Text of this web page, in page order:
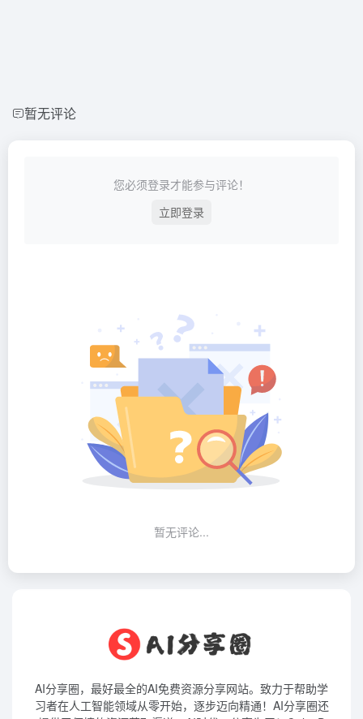
暂无评论
您必须登录才能参与评论！
立即登录
暂无评论...
AI分享圈，最好最全的AI免费资源分享网站。致力于帮助学
习者在人工智能领域从零开始，逐步迈向精通！AI分享圈还